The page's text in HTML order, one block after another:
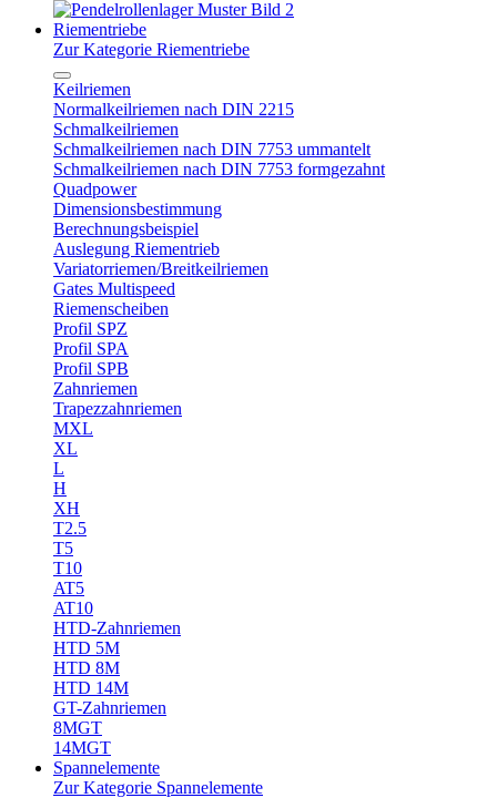
Riementriebe
Zur Kategorie Riementriebe
Keilriemen
Normalkeilriemen nach DIN 2215
Schmalkeilriemen
Schmalkeilriemen nach DIN 7753 ummantelt
Schmalkeilriemen nach DIN 7753 formgezahnt
Quadpower
Dimensionsbestimmung
Berechnungsbeispiel
Auslegung Riementrieb
Variatorriemen/Breitkeilriemen
Gates Multispeed
Riemenscheiben
Profil SPZ
Profil SPA
Profil SPB
Zahnriemen
Trapezzahnriemen
MXL
XL
L
H
XH
T2.5
T5
T10
AT5
AT10
HTD-Zahnriemen
HTD 5M
HTD 8M
HTD 14M
GT-Zahnriemen
8MGT
14MGT
Spannelemente
Zur Kategorie Spannelemente